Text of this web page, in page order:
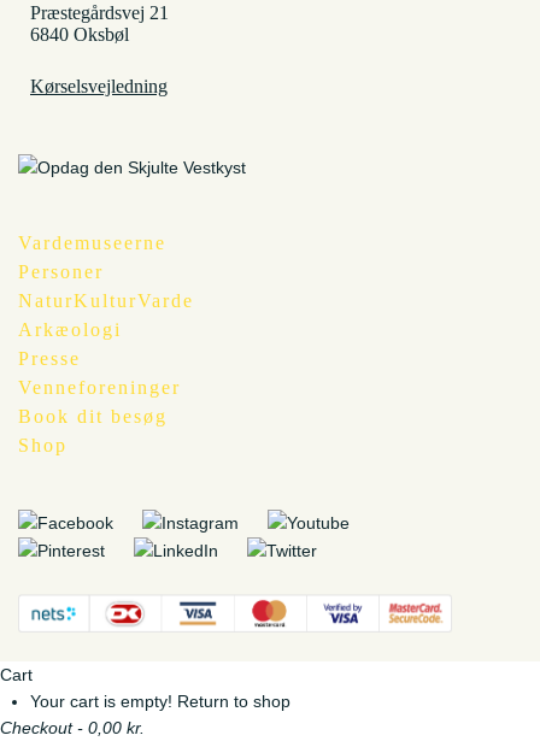
Præstegårdsvej 21
6840 Oksbøl
Kørselsvejledning
Vardemuseerne
Personer
NaturKulturVarde
Arkæologi
Presse
Venneforeninger
Book dit besøg
Shop
Cart
Your cart is empty! Return to shop
Checkout - 0,00 kr.